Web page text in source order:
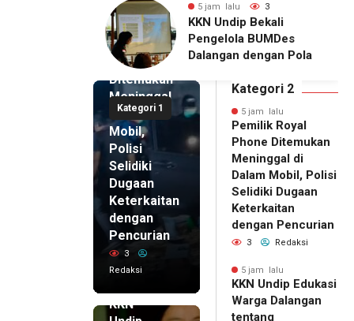
1 hari lalu
Kepala DPMPTSP Deli
Serdang Bantah Terlibat
Dugaan Izin Palsu,
Perizinan Harus Lewat
Jalur Resmi
Kategori 1
5 jam lalu
Pemilik
Royal
Phone
Ditemukan
Meninggal
di Dalam
Mobil,
Polisi
Selidiki
Dugaan
Keterkaitan
dengan
Pencurian
3
Redaksi
KKN
Kategori 2
5 jam lalu
Pemilik Royal
Phone Ditemukan
Meninggal di
Dalam Mobil, Polisi
Selidiki Dugaan
Keterkaitan
dengan Pencurian
3 Redaksi
5 jam lalu
KKN Undip Edukasi
Warga Dalangan
tentang